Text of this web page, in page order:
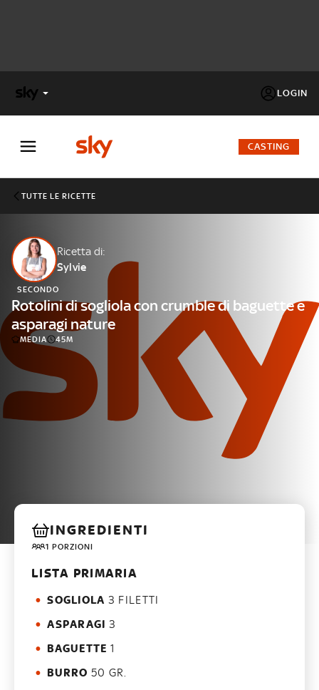
LOGIN
FACTOR
Cos’altro vedere:
PROGRAMMI SKY
Un mondo di offerte:
SKY.IT
NOW
CASTING
TUTTE LE RICETTE
Ricetta di:
Sylvie
SECONDO
Rotolini di sogliola con crumble di baguette e
asparagi nature
MEDIA 45M
INGREDIENTI
1 PORZIONI
LISTA PRIMARIA
SOGLIOLA 3 FILETTI
ASPARAGI 3
BAGUETTE 1
BURRO 50 GR.